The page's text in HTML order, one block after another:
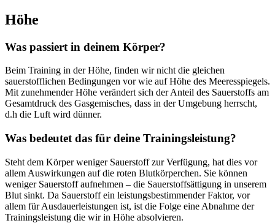
Höhe
Was passiert in deinem Körper?
Beim Training in der Höhe, finden wir nicht die gleichen
sauerstofflichen Bedingungen vor wie auf Höhe des Meeresspiegels.
Mit zunehmender Höhe verändert sich der Anteil des Sauerstoffs am
Gesamtdruck des Gasgemisches, dass in der Umgebung herrscht,
d.h die Luft wird dünner.
Was bedeutet das für deine Trainingsleistung?
Steht dem Körper weniger Sauerstoff zur Verfügung, hat dies vor
allem Auswirkungen auf die roten Blutkörperchen. Sie können
weniger Sauerstoff aufnehmen – die Sauerstoffsättigung in unserem
Blut sinkt. Da Sauerstoff ein leistungsbestimmender Faktor, vor
allem für Ausdauerleistungen ist, ist die Folge eine Abnahme der
Trainingsleistung die wir in Höhe absolvieren.